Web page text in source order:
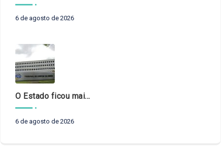
6 de agosto de 2026
O Estado ficou mais complexo. O controle precisa acompanhar
6 de agosto de 2026